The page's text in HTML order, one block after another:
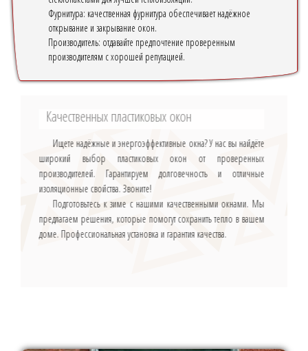
Фурнитура: качественная фурнитура обеспечивает надёжное
открывание и закрывание окон.
Производитель: отдавайте предпочтение проверенным
производителям с хорошей репутацией.
Качественных пластиковых окон
Ищете надёжные и энергоэффективные окна? У нас вы найдёте
широкий выбор пластиковых окон от проверенных
производителей. Гарантируем долговечность и отличные
изоляционные свойства. Звоните!
Подготовьтесь к зиме с нашими качественными окнами. Мы
предлагаем решения, которые помогут сохранить тепло в вашем
доме. Профессиональная установка и гарантия качества.